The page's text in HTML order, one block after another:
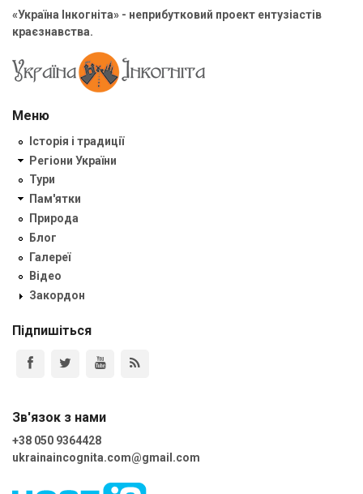
«Україна Інкогніта» - неприбутковий проект ентузіастів
краєзнавства.
Меню
Історія і традиції
Регіони України
Тури
Пам'ятки
Природа
Блог
Галереї
Відео
Закордон
Підпишіться
Зв'язок з нами
+38 050 9364428
ukrainaincognita.com@gmail.com